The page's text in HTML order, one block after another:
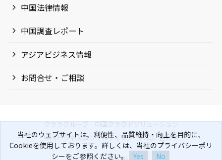
中国法律情報
中国調査レポート
アジアビジネス情報
お問合せ・ご相談
クララグループ
中国クラウドソリューション
中国ビジネスコンサルティング
お問い合わせ
©CLARA, Inc.
当社のウェブサイトは、利便性、品質維持・向上を目的に、
Cookieを使用しております。詳しくは、当社のプライバシーポリ
シーをご参照ください。
Yes No